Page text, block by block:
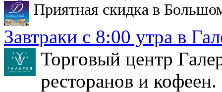
Приятная скидка в
Завтраки с 8:00 утра в
Торговый центр
ресторанов и кофеен.